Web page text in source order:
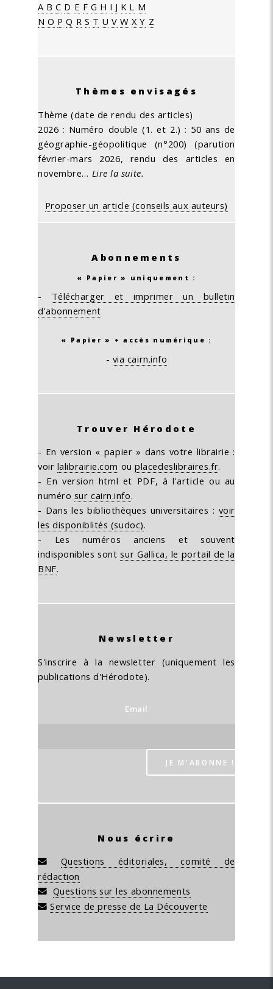
A B C D E F G H I J K L M
N O P Q R S T U V W X Y Z
Thèmes envisagés
Thème (date de rendu des articles)
2026 : Numéro double (1. et 2.) : 50 ans de
géographie-géopolitique (n°200) (parution
février-mars 2026, rendu des articles en
novembre… Lire la suite.
Proposer un article (conseils aux auteurs)
Abonnements
« Papier » uniquement :
- Télécharger et imprimer un bulletin
d'abonnement
« Papier » + accès numérique :
- via cairn.info
Trouver Hérodote
- En version « papier » dans votre librairie :
voir lalibrairie.com ouplacedeslibraires.fr.
- En version html et PDF, à l'article ou au
numéro sur cairn.info.
- Dans les bibliothèques universitaires : voir
les disponiblités (sudoc).
- Les numéros anciens et souvent
indisponibles sontsur Gallica, le portail de la
BNF.
Newsletter
S'inscrire à la newsletter (uniquement les
publications d'Hérodote).
Email
Nous écrire
Questions éditoriales, comité de
rédaction
Questions sur les abonnements
Service de presse de La Découverte